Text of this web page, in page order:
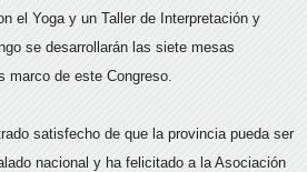
el Yoga y un Taller de Interpretación y
se desarrollarán las siete mesas
marco de este Congreso.
satisfecho de que la provincia pueda ser
nacional y ha felicitado a la Asociación